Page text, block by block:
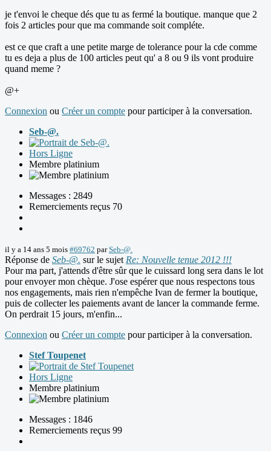
je t'envoi le cheque dés que tu as fermé la boutique. manque que 2
fois 2 articles pour que ma commande soit compléte.
est ce que craft a une petite marge de tolerance pour la cde comme
tu es deja a plus de 100 articles peut qu' a 8 ou 9 ils vont produire
quand meme ?
@+
Connexion ou Créer un compte pour participer à la conversation.
Seb-@.
Hors Ligne
Membre platinium
Messages : 2849
Remerciements reçus 70
il y a 14 ans 5 mois #69762 parSeb-@.
Réponse de Seb-@. sur le sujet Re: Nouvelle tenue 2012 !!!
Pour ma part, j'attends d'être sûr que le cuissard long sera dans le lot
pour envoyer mon chèque. J'ose espérer que nous respectons tous
nos engagements, mais rien n'empêche Ivan de fermer la boutique,
puis de collecter les paiements avant de lancer la commande ferme.
On perdrait 15 jours, m'enfin...
Connexion ou Créer un compte pour participer à la conversation.
Stef Toupenet
Hors Ligne
Membre platinium
Messages : 1846
Remerciements reçus 99